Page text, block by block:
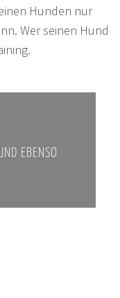
Hunden nur
Wer seinen Hund
EBENSO